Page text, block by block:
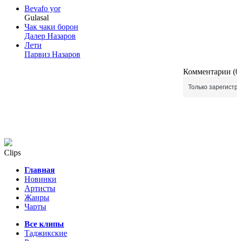
Bevafo yor
Gulasal
Чак чаки борон
Далер Назаров
Лети
Парвиз Назаров
Комментарии
Только
Clips
Главная
Новинки
Артисты
Жанры
Чарты
Все клипы
Таджикские